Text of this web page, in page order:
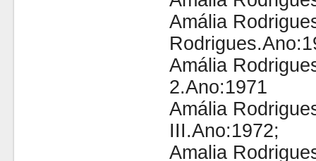
Amália
Amália
2.Ano:1971
Amália
III.Ano:1972;
Amalia